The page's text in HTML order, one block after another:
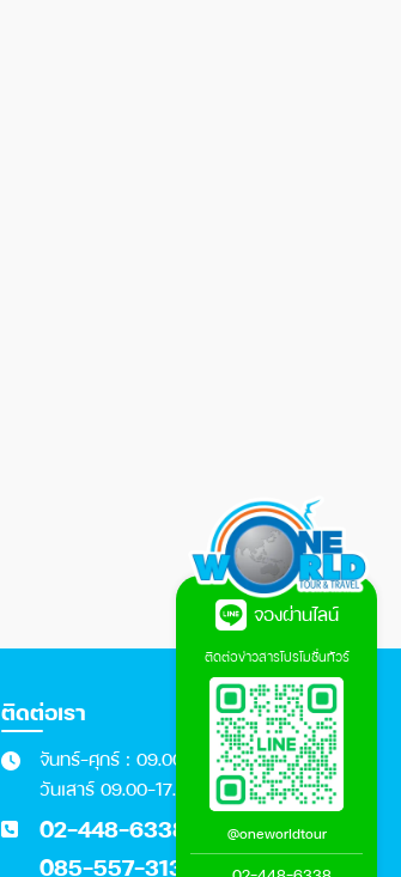
ติดต่อเรา
จันทร์-ศุกร์ : 09.00 - 18.00 น.
วันเสาร์ 09.00-17.00 น.
02-448-6338
085-557-3131
จองผ่านไลน์
ติดต่อข่าวสารโปรโมชั่นทัวร์
@oneworldtour